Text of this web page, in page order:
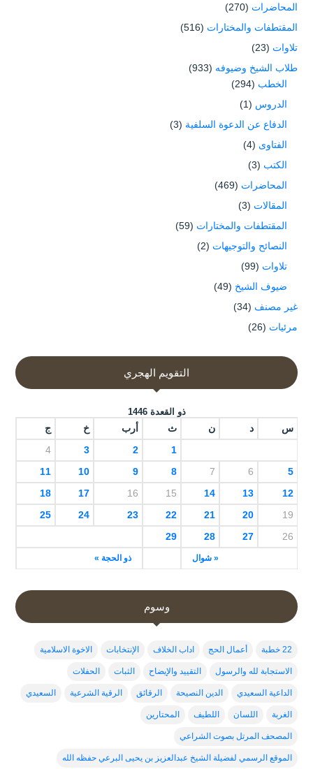
المحاضرات (270)
المقتطفات والمختارات (516)
تلاوات (23)
طلاب الشيخ وضيوفه (933)
الخطب (294)
الدروس (1)
الدفاع عن الدعوة السلفية (3)
الفتاوى (4)
الكتب (3)
المحاضرات (469)
المقالات (3)
المقتطفات والمختارات (59)
النصائح والتوجيهات (2)
تلاوات (99)
ضيوف الشيخ (49)
غير مصنف (34)
مرئيات (26)
التقويم الهجري
ذو القعدة 1446
س د ن ث أرب خ ج
« شوال ذو الحجة »
1
2
3
4
5
6
7
8
9
10
11
12
13
14
15
16
17
18
19
20
21
22
23
24
25
26
27
28
29
وسوم
22 خطبة أعمال الحج اداب الخلاف الإنتخابات الاخوة الاسلامية
الاستجابة لله والرسول التقييد والإيضاح الثبات الحفلات
الداعية السعيدي الدين النصيحة الرقائق الرقية الشرعية السعيدي
الغربة اللسان اللطيف المحتارين
المصحف المرتل بصوت الشراعي
الموقع الرسمي لفضيلة الشيخ عبدالعزيز بن يحيى البرعي حفظه الله